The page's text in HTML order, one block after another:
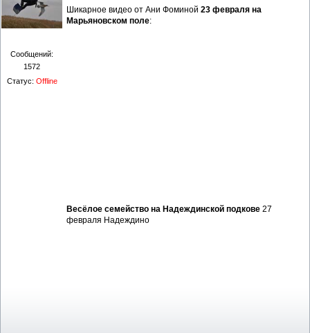
Сообщений:
1572
Статус: Offline
Шикарное видео от Ани Фоминой 23 февраля на
Марьяновском поле:
Весёлое семейство на Надеждинской подкове 27
февраля Надеждино